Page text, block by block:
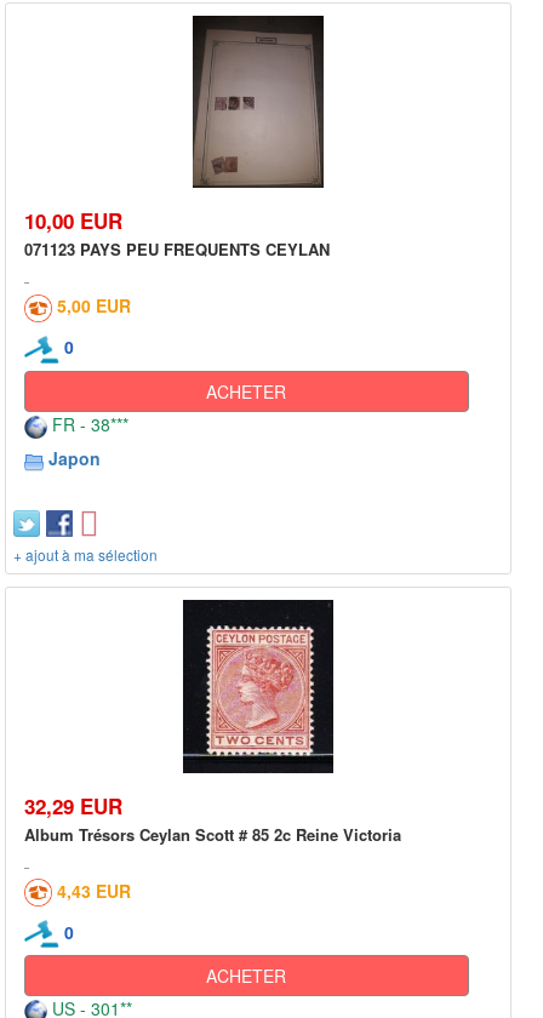
10,00 EUR
071123 PAYS PEU FREQUENTS CEYLAN
5,00 EUR
0
ACHETER
FR - 38***
Japon
+ ajout à ma sélection
32,29 EUR
Album Trésors Ceylan Scott # 85 2c Reine Victoria
4,43 EUR
0
ACHETER
US - 301**